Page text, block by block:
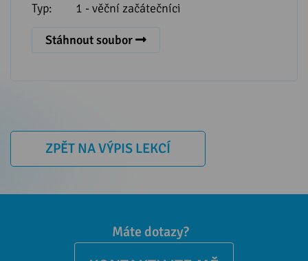
Typ:
1 - věční začátečníci
Stáhnout soubor
ZPĚT NA VÝPIS LEKCÍ
Máte dotazy?